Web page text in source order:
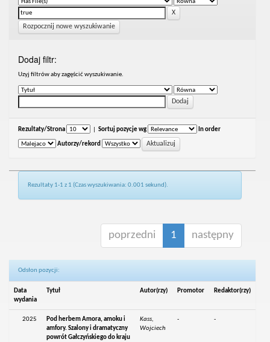
Rozpocznij nowe wyszukiwanie
Dodaj filtr:
Uzyj filtrów aby zagęścić wyszukiwanie.
Rezultaty/Strona Sortuj pozycje wg In order
Autorzy/rekord
Rezultaty 1-1 z 1 (Czas wyszukiwania: 0.001 sekund).
poprzedni 1 następny
Odsłon pozycji:
Data
wydania
Tytuł Autor(rzy) Promotor Redaktor(rzy)
2025
Pod herbem Amora, amoku i
amfory. Szalony i dramatyczny
powrót Gałczyńskiego do kraju
Kass,
Wojciech
- -